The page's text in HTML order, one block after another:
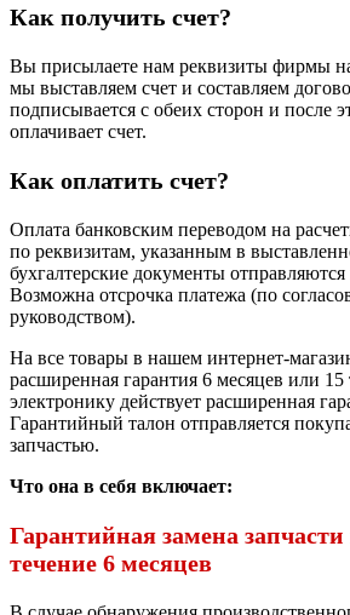
Как получить счет?
Вы присылаете нам реквизиты фирмы
мы выставляем счет и составляем
подписывается с обеих сторон и после
оплачивает счет.
Как оплатить счет?
Оплата банковским переводом на
по реквизитам, указанным в
бухгалтерские документы отправляются
Возможна отсрочка платежа (по
руководством).
На все товары в нашем интернет-
расширенная гарантия 6 месяцев или
электронику действует расширенная
Гарантийный талон отправляется
запчастью.
Что она в себя включает:
Гарантийная замена запчасти
течение 6 месяцев